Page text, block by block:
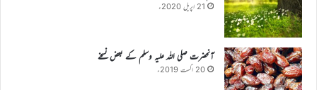
21 اپریل 2020ء
آنحضرت صلی اللہ علیہ وسلم کے بعض نسخے
20 اگست 2019ء